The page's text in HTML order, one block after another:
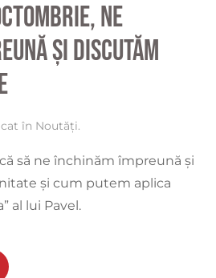
ne
și discutăm
în Noutăți.
să ne închinăm împreună și
și cum putem aplica
al lui Pavel.